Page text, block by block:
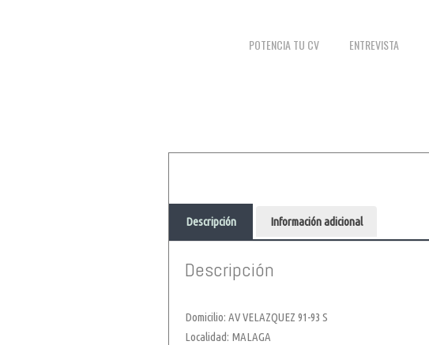
POTENCIA TU CV ENTREVISTA
Descripción Información adicional
Descripción
Domicilio: AV VELAZQUEZ 91-93 S
Localidad: MALAGA